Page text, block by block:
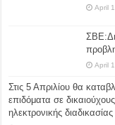
April
April
Στις 5 Απριλίου θα
επιδόματα σε
ηλεκτρονικής διαδικασίας